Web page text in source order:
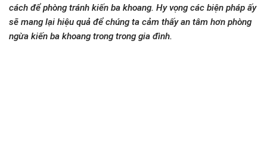
cách để phòng tránh kiến ba khoang. Hy vọng các biện pháp ấy
sẽ mang lại hiệu quả để chúng ta cảm thấy an tâm hơn phòng
ngừa kiến ba khoang trong trong gia đình.